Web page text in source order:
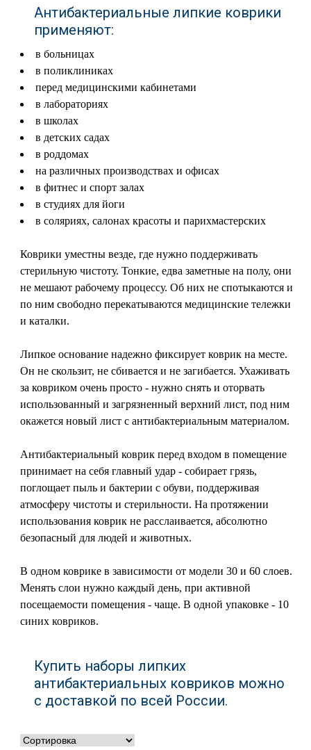
Антибактериальные липкие коврики
применяют:
в больницах
в поликлиниках
перед медицинскими кабинетами
в лабораториях
в школах
в детских садах
в роддомах
на различных производствах и офисах
в фитнес и спорт залах
в студиях для йоги
в соляриях, салонах красоты и парихмастерских
Коврики уместны везде, где нужно поддерживать
стерильную чистоту. Тонкие, едва заметные на полу, они
не мешают рабочему процессу. Об них не спотыкаются и
по ним свободно перекатываются медицинские тележки
и каталки.
Липкое основание надежно фиксирует коврик на месте.
Он не скользит, не сбивается и не загибается. Ухаживать
за ковриком очень просто - нужно снять и оторвать
использованный и загрязненный верхний лист, под ним
окажется новый лист с антибактериальным материалом.
Антибактериальный коврик перед входом в помещение
принимает на себя главный удар - собирает грязь,
поглощает пыль и бактерии с обуви, поддерживая
атмосферу чистоты и стерильности. На протяжении
использования коврик не расслаивается, абсолютно
безопасный для людей и животных.
В одном коврике в зависимости от модели 30 и 60 слоев.
Менять слои нужно каждый день, при активной
посещаемости помещения - чаще. В одной упаковке - 10
синих ковриков.
Купить наборы липких
антибактериальных ковриков можно
с доставкой по всей России.